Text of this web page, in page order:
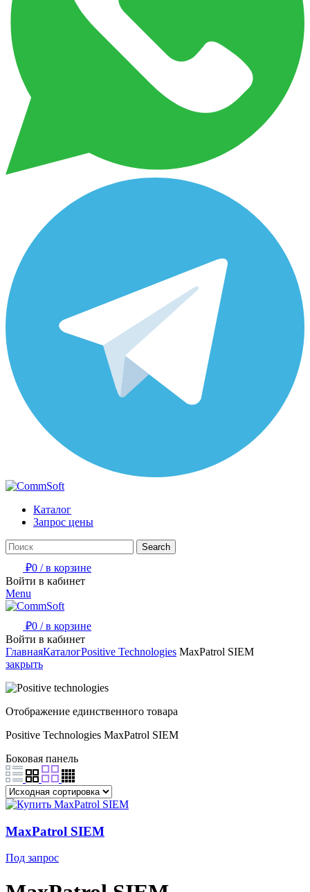
Каталог
Запрос цены
Search
₽0 / в корзине
Войти в кабинет
Menu
₽0 / в корзине
Войти в кабинет
ГлавнаяКаталогPositive Technologies MaxPatrol SIEM
закрыть
Отображение единственного товара
Positive Technologies MaxPatrol SIEM
Боковая панель
MaxPatrol SIEM
Под запрос